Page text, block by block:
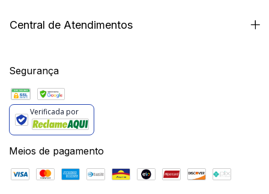
Central de Atendimentos
Segurança
Verificada por
Meios de pagamento